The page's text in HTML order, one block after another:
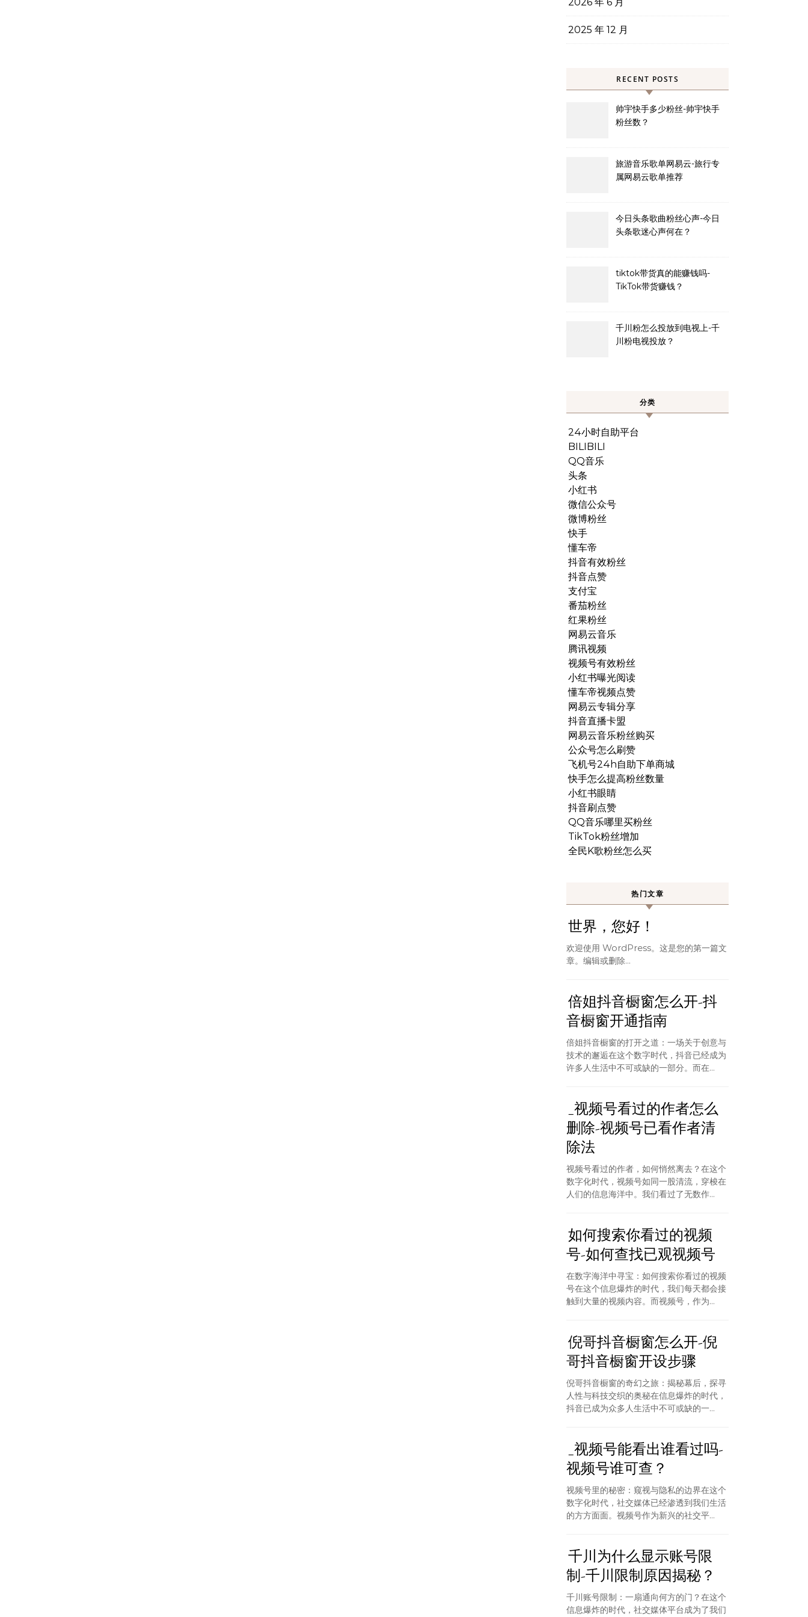
2025 年 12 月
RECENT POSTS
帅宇快手多少粉丝-帅宇快手
粉丝数？
旅游音乐歌单网易云-旅行专
属网易云歌单推荐
今日头条歌曲粉丝心声-今日
头条歌迷心声何在？
tiktok带货真的能赚钱吗-
TikTok带货赚钱？
千川粉怎么投放到电视上-千
川粉电视投放？
分类
24小时自助平台
BILIBILI
QQ音乐
头条
小红书
微信公众号
微博粉丝
快手
懂车帝
抖音有效粉丝
抖音点赞
支付宝
番茄粉丝
红果粉丝
网易云音乐
腾讯视频
视频号有效粉丝
小红书曝光阅读
懂车帝视频点赞
网易云专辑分享
抖音直播卡盟
网易云音乐粉丝购买
公众号怎么刷赞
飞机号24h自助下单商城
快手怎么提高粉丝数量
小红书眼睛
抖音刷点赞
QQ音乐哪里买粉丝
TikTok粉丝增加
全民K歌粉丝怎么买
热门文章
世界，您好！
欢迎使用 WordPress。这是您的第一篇文
章。编辑或删除…
倍姐抖音橱窗怎么开-抖
音橱窗开通指南
倍姐抖音橱窗的打开之道：一场关于创意与
技术的邂逅在这个数字时代，抖音已经成为
许多人生活中不可或缺的一部分。而在...
_视频号看过的作者怎么
删除-视频号已看作者清
除法
视频号看过的作者，如何悄然离去？在这个
数字化时代，视频号如同一股清流，穿梭在
人们的信息海洋中。我们看过了无数作...
如何搜索你看过的视频
号-如何查找已观视频号
在数字海洋中寻宝：如何搜索你看过的视频
号在这个信息爆炸的时代，我们每天都会接
触到大量的视频内容。而视频号，作为...
倪哥抖音橱窗怎么开-倪
哥抖音橱窗开设步骤
倪哥抖音橱窗的奇幻之旅：揭秘幕后，探寻
人性与科技交织的奥秘在信息爆炸的时代，
抖音已成为众多人生活中不可或缺的一...
_视频号能看出谁看过吗-
视频号谁可查？
视频号里的秘密：窥视与隐私的边界在这个
数字化时代，社交媒体已经渗透到我们生活
的方方面面。视频号作为新兴的社交平...
千川为什么显示账号限
制-千川限制原因揭秘？
千川账号限制：一扇通向何方的门？在这个
信息爆炸的时代，社交媒体平台成为了我们